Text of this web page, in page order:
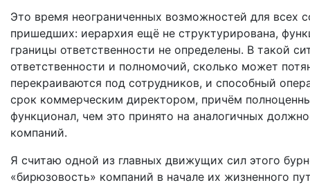
Это время неограниченных возможностей для всех
пришедших: иерархия ещё не структурирована,
границы ответственности не определены. В такой
ответственности и полномочий, сколько может
перекраиваются под сотрудников, и способный
срок коммерческим директором, причём
функционал, чем это принято на аналогичных
компаний.
Я считаю одной из главных движущих сил этого
«бирюзовость» компаний в начале их жизненного